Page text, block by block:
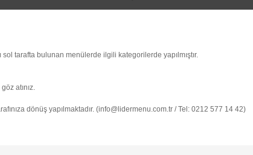
tarafta bulunan menülerde ilgili kategorilerde yapılmıştır.
atınız.
dönüş yapılmaktadır. (info@lidermenu.com.tr / Tel: 0212 577 14 42)